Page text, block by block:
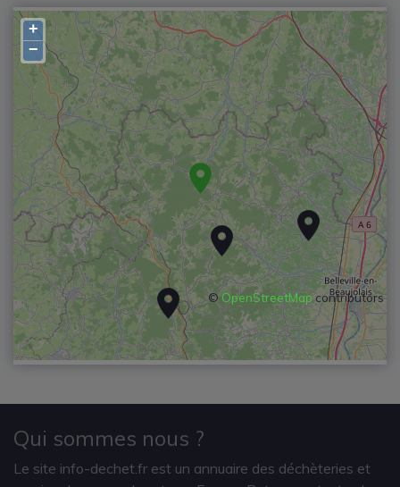
+
−
© OpenStreetMapcontributors
Qui sommes nous ?
Le site info-dechet.fr est un annuaire des déchèteries et